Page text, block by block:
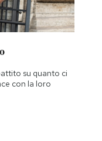
su quanto ci
con la loro